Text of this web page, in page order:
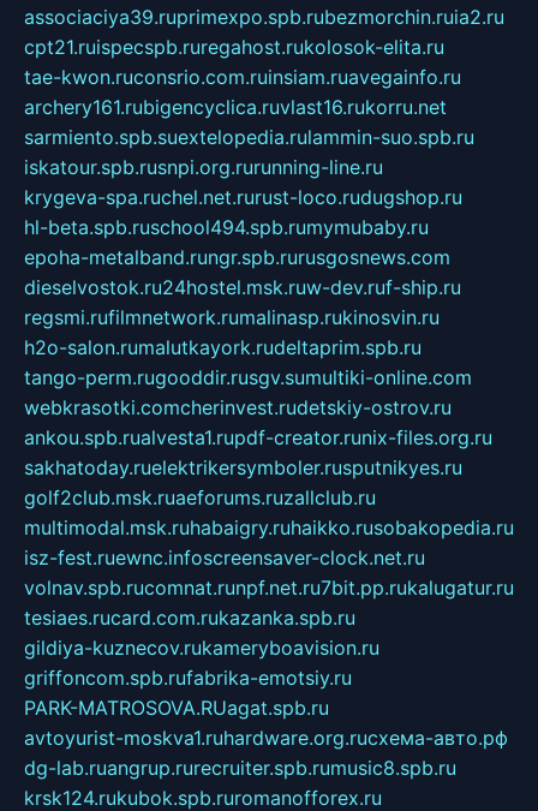
associaciya39.ruprimexpo.spb.rubezmorchin.ruia2.ru
cpt21.ruispecspb.ruregahost.rukolosok-elita.ru
tae-kwon.ruconsrio.com.ruinsiam.ruavegainfo.ru
archery161.rubigencyclica.ruvlast16.rukorru.net
sarmiento.spb.suextelopedia.rulammin-suo.spb.ru
iskatour.spb.rusnpi.org.rurunning-line.ru
krygeva-spa.ruchel.net.rurust-loco.rudugshop.ru
hl-beta.spb.ruschool494.spb.rumymubaby.ru
epoha-metalband.rungr.spb.rurusgosnews.com
dieselvostok.ru24hostel.msk.ruw-dev.ruf-ship.ru
regsmi.rufilmnetwork.rumalinasp.rukinosvin.ru
h2o-salon.rumalutkayork.rudeltaprim.spb.ru
tango-perm.rugooddir.rusgv.sumultiki-online.com
webkrasotki.comcherinvest.rudetskiy-ostrov.ru
ankou.spb.rualvesta1.rupdf-creator.runix-files.org.ru
sakhatoday.ruelektrikersymboler.rusputnikyes.ru
golf2club.msk.ruaeforums.ruzallclub.ru
multimodal.msk.ruhabaigry.ruhaikko.rusobakopedia.ru
isz-fest.ruewnc.infoscreensaver-clock.net.ru
volnav.spb.rucomnat.runpf.net.ru7bit.pp.rukalugatur.ru
tesiaes.rucard.com.rukazanka.spb.ru
gildiya-kuznecov.rukameryboavision.ru
griffoncom.spb.rufabrika-emotsiy.ru
PARK-MATROSOVA.RUagat.spb.ru
avtoyurist-moskva1.ruhardware.org.ruсхема-авто.рф
dg-lab.ruangrup.rurecruiter.spb.rumusic8.spb.ru
krsk124.rukubok.spb.ruromanofforex.ru